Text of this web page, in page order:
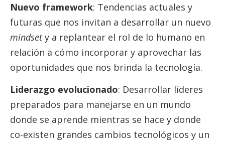
Nuevo framework: Tendencias actuales y
futuras que nos invitan a desarrollar un nuevo
mindsety a replantear el rol de lo humano en
relación a cómo incorporar y aprovechar las
oportunidades que nos brinda la tecnología.
Liderazgo evolucionado: Desarrollar líderes
preparados para manejarse en un mundo
donde se aprende mientras se hace y donde
co-existen grandes cambios tecnológicos y un